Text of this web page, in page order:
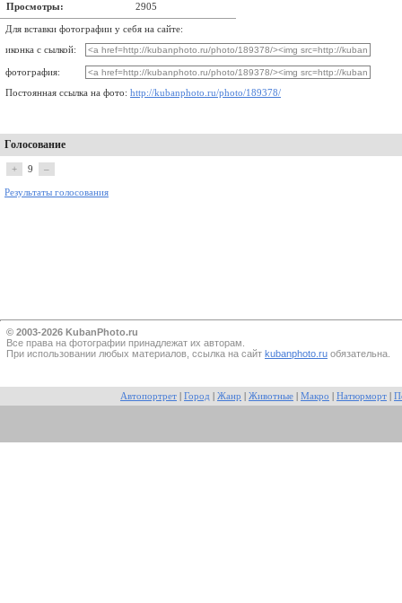
Просмотры: 2905
Для вставки фотографии у себя на сайте:
иконка с сылкой:
фотография:
Постоянная ссылка на фото: http://kubanphoto.ru/photo/189378/
Голосование
+ 9 –
Результаты голосования
© 2003-2026 KubanPhoto.ru
Все прaва на фотографии принадлежат их авторам.
При использовании любых материалов, ссылка на сайт kubanphoto.ru обязательна.
Автопортрет Город Жанр Животные Макро Натюрморт